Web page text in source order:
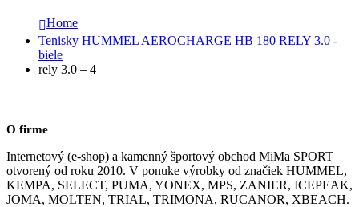
Home
Tenisky HUMMEL AEROCHARGE HB 180 RELY 3.0 -
biele
rely 3.0 – 4
O firme
Internetový (e-shop) a kamenný športový obchod MiMa SPORT
otvorený od roku 2010. V ponuke výrobky od značiek HUMMEL,
KEMPA, SELECT, PUMA, YONEX, MPS, ZANIER, ICEPEAK,
JOMA, MOLTEN, TRIAL, TRIMONA, RUCANOR, XBEACH.